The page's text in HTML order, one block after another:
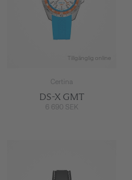
Tillgänglig online
Certina
DS-X GMT
6 690 SEK